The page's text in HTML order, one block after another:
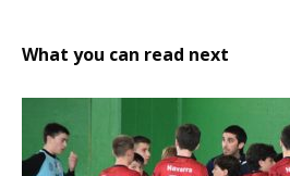
What you can read next